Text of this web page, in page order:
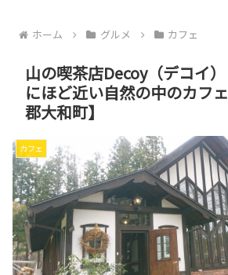
ホーム グルメ カフェ
山の喫茶店Decoy（デコイ
にほど近い自然の中のカフ
郡大和町】
カフェ